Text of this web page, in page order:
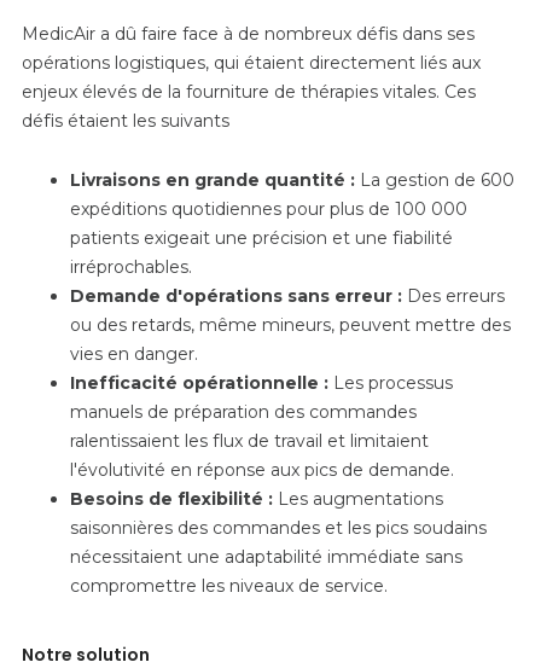
MedicAir a dû faire face à de nombreux défis dans ses
opérations logistiques, qui étaient directement liés aux
enjeux élevés de la fourniture de thérapies vitales. Ces
défis étaient les suivants
Livraisons en grande quantité : La gestion de 600
expéditions quotidiennes pour plus de 100 000
patients exigeait une précision et une fiabilité
irréprochables.
Demande d'opérations sans erreur : Des erreurs
ou des retards, même mineurs, peuvent mettre des
vies en danger.
Inefficacité opérationnelle : Les processus
manuels de préparation des commandes
ralentissaient les flux de travail et limitaient
l'évolutivité en réponse aux pics de demande.
Besoins de flexibilité : Les augmentations
saisonnières des commandes et les pics soudains
nécessitaient une adaptabilité immédiate sans
compromettre les niveaux de service.
Notre solution